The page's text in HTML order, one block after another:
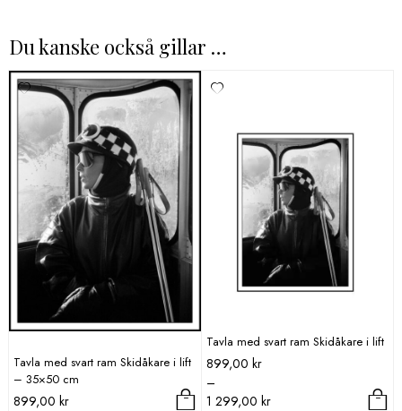
Du kanske också gillar …
Tavla med svart ram Skidåkare i lift
– 35×50 cm
899,00 kr
Tavla med svart ram Skidåkare i lift
899,00 kr
–
1 299,00 kr
Prisintervall:
899,00 kr
till